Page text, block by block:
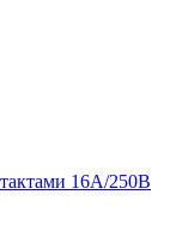
16А/250В